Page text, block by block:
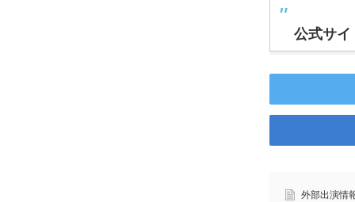
公式サ
外部出演情